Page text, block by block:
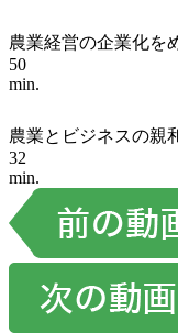
農業経営の企業化を
50
min.
農業とビジネスの親
32
min.